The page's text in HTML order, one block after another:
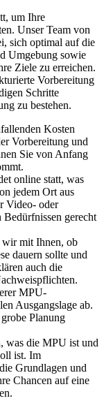
um Ihre
Unser Team von
sich optimal auf die
Umgebung sowie
Ziele zu erreichen.
Vorbereitung
Schritte
zu bestehen.
Kosten
Vorbereitung und
Sie von Anfang
online statt, was
jedem Ort aus
Video- oder
gerecht
wir mit Ihnen, ob
dauern sollte und
auch die
MPU-
Ausgangslage ab.
Planung
was die MPU ist und
ist. Im
Grundlagen und
Chancen auf eine